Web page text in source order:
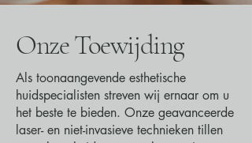
Onze Toewijding
Als toonaangevende esthetische
huidspecialisten streven wij ernaar om u
het beste te bieden. Onze geavanceerde
laser- en niet-invasieve technieken tillen